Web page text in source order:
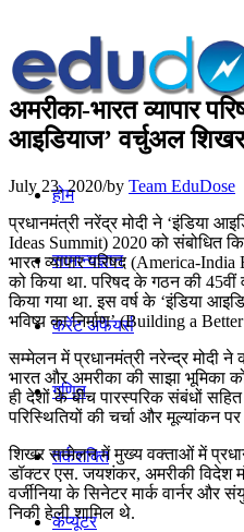
होम
सामान्यज्ञान
करेंट अफेयर्स
गणित
तर्कशक्ति
कंप्यूटर
अमरीका-भारत व्यापार
आइडियाज’ वर्चुअल
July 23, 2020/by Team EduDose
प्रधानमंत्री नरेंद्र मोदी ने ‘इंडिया
Ideas Summit) 2020 को संबोधित
भारत व्यापार परिषद (America-
को किया था. परिषद के गठन की
किया गया था. इस वर्ष के ‘इंडिया
भविष्य का निर्माण’ (Building a
सम्‍मेलन में प्रधानमंत्री नरेन्‍द्र मोदी
भारत और अमरीका की साझा भूमिका
ही देशों के बीच पारस्‍परिक संबंधों सहित
परिस्थितियों की चर्चा और मूल्‍यांकन पर
शिखर सम्‍मेलन में मुख्‍य वक्‍ताओं में
डॉक्‍टर एस. जयशंकर, अमरीकी विदेश
वर्जीनिया के सिनेटर मार्क वार्नर और
निकी हेली शामिल थे.